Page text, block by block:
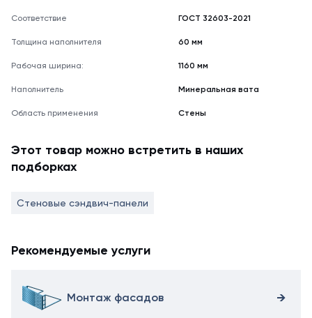
Соответствие ГОСТ 32603-2021
Толщина наполнителя 60 мм
Рабочая ширина: 1160 мм
Наполнитель Минеральная вата
Область применения Стены
Этот товар можно встретить в наших
подборках
Стеновые сэндвич-панели
Рекомендуемые услуги
Монтаж фасадов